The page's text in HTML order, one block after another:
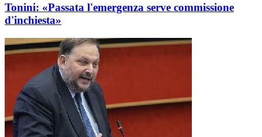
Tonini: «Passata l'emergenza serve commissione
d'inchiesta»